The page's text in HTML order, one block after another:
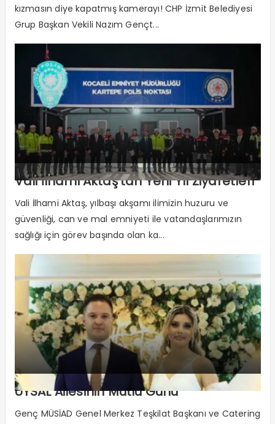
kızmasın diye kapatmış kamerayı! CHP İzmit Belediyesi
Grup Başkan Vekili Nazım Gençt...
Vali İlhami Aktaş’tan Yeni Yıl Ziyaretleri
Vali İlhami Aktaş, yılbaşı akşamı ilimizin huzuru ve
güvenliği, can ve mal emniyeti ile vatandaşlarımızın
sağlığı için görev başında olan ka...
UYSAL Ailesinin Mutlu Günü
Genç MÜSİAD Genel Merkez Teşkilat Başkanı ve Catering